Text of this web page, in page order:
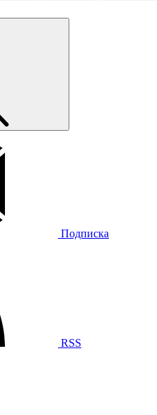
Подписка
RSS